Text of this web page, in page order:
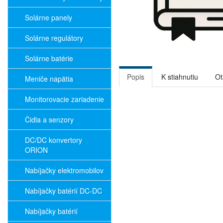
Solárne panely
Solárne regulátory
Solárne batérie
Meniče napätia
Monitorovacie zariadenie
Čidla a senzory
DC/DC konvertory
ORION
Nabíjačky elektromobilov
Nabíjačky batérií DC-DC
Nabíjačky batérií
Popis K stiahnutiu